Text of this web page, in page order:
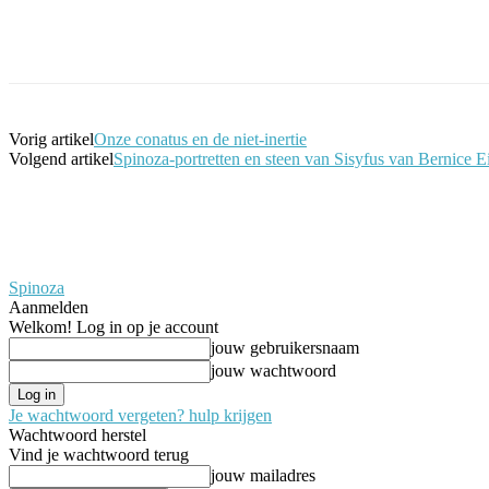
Vorig artikelOnze conatus en de niet-inertie
Volgend artikelSpinoza-portretten en steen van Sisyfus van Bernice
Spinoza
Aanmelden
Welkom! Log in op je account
jouw gebruikersnaam
jouw wachtwoord
Je wachtwoord vergeten? hulp krijgen
Wachtwoord herstel
Vind je wachtwoord terug
jouw mailadres